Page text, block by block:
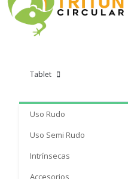
Tablet
Uso Rudo
Uso Semi Rudo
Intrínsecas
Accesorios